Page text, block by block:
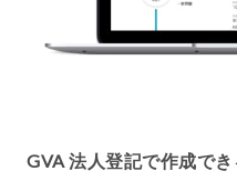
GVA 法人登記で作成でき